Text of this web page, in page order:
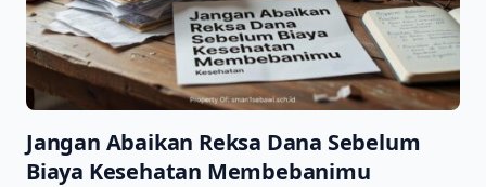
Jangan Abaikan Reksa Dana Sebelum
Biaya Kesehatan Membebanimu